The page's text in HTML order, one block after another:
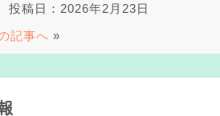
投稿日：2026年2月23日
記事へ »